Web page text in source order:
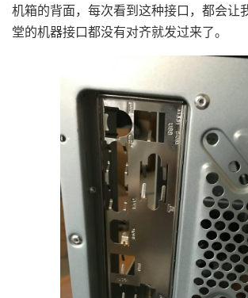
机箱的背面，每次看到这种接口，都会让
堂的机器接口都没有对齐就发过来了。